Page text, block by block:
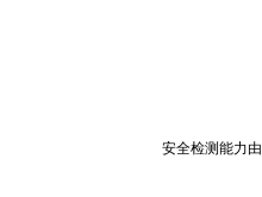
安全检测能力由